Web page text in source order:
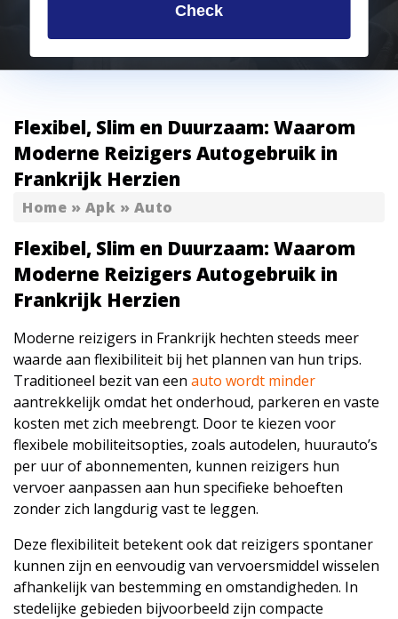
Check
Flexibel, Slim en Duurzaam: Waarom
Moderne Reizigers Autogebruik in
Frankrijk Herzien
Home » Apk » Auto
Flexibel, Slim en Duurzaam: Waarom
Moderne Reizigers Autogebruik in
Frankrijk Herzien
Moderne reizigers in Frankrijk hechten steeds meer
waarde aan flexibiliteit bij het plannen van hun trips.
Traditioneel bezit van een auto wordt minder
aantrekkelijk omdat het onderhoud, parkeren en vaste
kosten met zich meebrengt. Door te kiezen voor
flexibele mobiliteitsopties, zoals autodelen, huurauto’s
per uur of abonnementen, kunnen reizigers hun
vervoer aanpassen aan hun specifieke behoeften
zonder zich langdurig vast te leggen.
Deze flexibiliteit betekent ook dat reizigers spontaner
kunnen zijn en eenvoudig van vervoersmiddel wisselen
afhankelijk van bestemming en omstandigheden. In
stedelijke gebieden bijvoorbeeld zijn compacte